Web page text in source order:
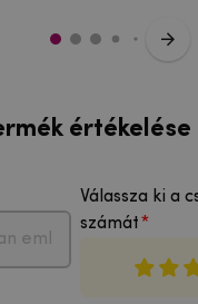
értékelése
Válassza ki a
számát